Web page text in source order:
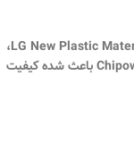
LG New Plastic Materials،
باعث شده کیفیت